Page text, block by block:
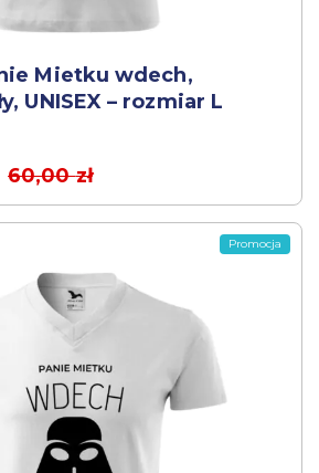
Mietku wdech,
UNISEX – rozmiar L
60,00zł
Promocja